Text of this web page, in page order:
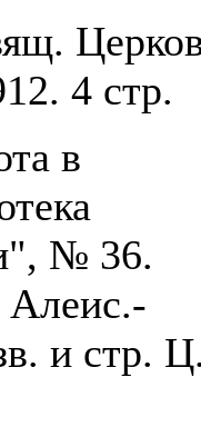
4 стр.
в
№ 36.
и стр.